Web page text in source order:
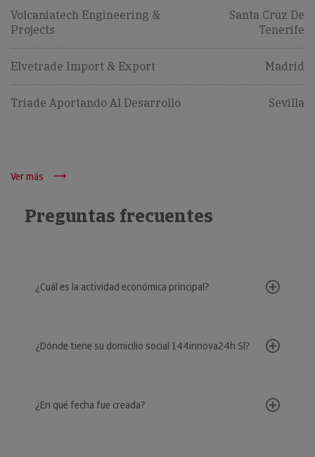
Volcaniatech Engineering &
Projects
Santa Cruz De
Tenerife
Elvetrade Import & Export Madrid
Triade Aportando Al Desarrollo Sevilla
Ver más
Preguntas frecuentes
¿Cuál es la actividad económica principal?
¿Dónde tiene su domicilio social 144innova24h Sl?
¿En qué fecha fue creada?